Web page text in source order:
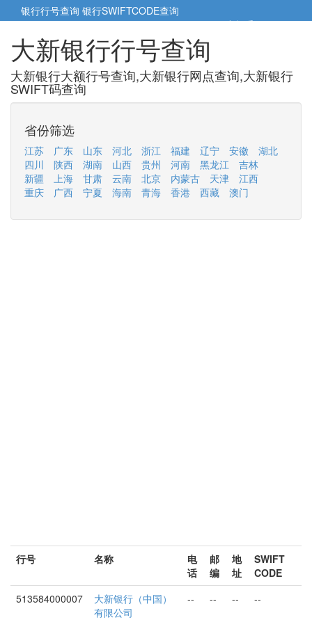
银行行号查询 银行SWIFTCODE查询
5cm小帮手5cm.cn
大新银行行号查询
大新银行大额行号查询,大新银行网点查询,大新银行
SWIFT码查询
省份筛选
江苏 广东 山东 河北 浙江 福建 辽宁 安徽
湖北
四川
陕西 湖南 山西 贵州 河南 黑龙江
吉林
新疆
上海 甘肃 云南 北京 内蒙古 天津
江西
重庆
广西 宁夏 海南 青海 香港 西藏 澳门
行号 名称
电
话
邮
编
地
址
SWIFT
CODE
513584000007
大新银行（中国）
有限公司
-- -- -- --